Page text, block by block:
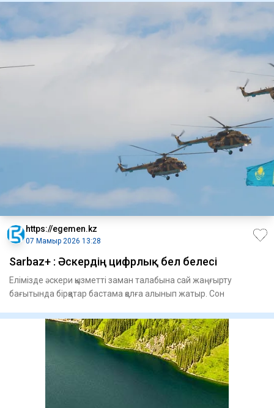
https://egemen.kz
07 Мамыр 2026 13:28
Sarbaz+ : Әскердің цифрлық бел белесі
Елімізде әскери қызметті заман талабына сай жаңғырту
бағытында бірқатар бастама қолға алынып жатыр. Сон